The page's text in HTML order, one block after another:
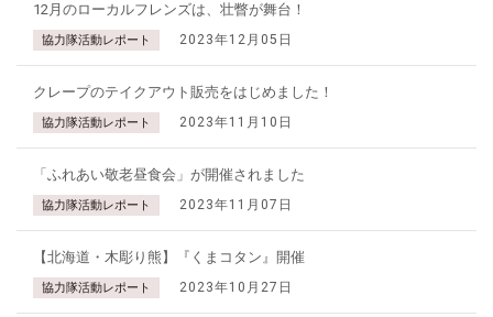
12月のローカルフレンズは、壮瞥が舞台！
協力隊活動レポート 2023年12月05日
クレープのテイクアウト販売をはじめました！
協力隊活動レポート 2023年11月10日
「ふれあい敬老昼食会」が開催されました
協力隊活動レポート 2023年11月07日
【北海道・木彫り熊】『くまコタン』開催
協力隊活動レポート 2023年10月27日